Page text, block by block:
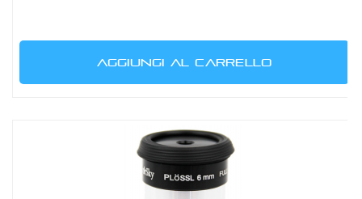
AGGIUNGI AL CARRELLO